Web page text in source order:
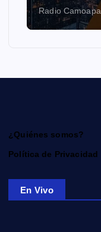
Radio Camoapa
¿Quiénes somos?
Política de Privacidad
En Vivo